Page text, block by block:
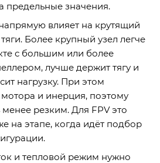
предельные значения.
влияет на крутящий
Более крупный узел легче
с большим или более
лучше держит тягу и
нагрузку. При этом
и инерция, поэтому
менее резким. Для FPV это
на этапе, когда идёт подбор
и тепловой режим нужно